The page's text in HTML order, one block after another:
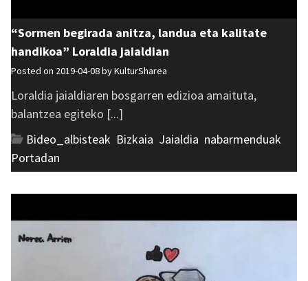
“Sormen begirada anitza, landua eta kalitate
handikoa” Loraldia jaialdian
Posted on 2019-04-08 byKulturSharea
Loraldia jaialdiaren bosgarren edizioa amaituta,
balantzea egiteko [...]
Bideo_albisteak Bizkaia Jaialdia nabarmenduak
Portadan